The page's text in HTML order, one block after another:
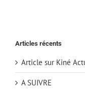
Articles récents
Article sur Kiné
A SUIVRE